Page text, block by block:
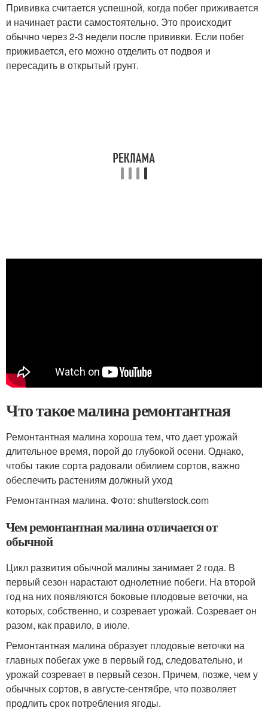
Прививка считается успешной, когда побег приживается
и начинает расти самостоятельно. Это происходит
обычно через 2-3 недели после прививки. Если побег
приживается, его можно отделить от подвоя и
пересадить в открытый грунт.
Что такое малина ремонтантная
Ремонтантная малина хороша тем, что дает урожай
длительное время, порой до глубокой осени. Однако,
чтобы такие сорта радовали обилием сортов, важно
обеспечить растениям должный уход
Ремонтантная малина. Фото: shutterstock.com
Чем ремонтантная малина отличается от
обычной
Цикл развития обычной малины занимает 2 года. В
первый сезон нарастают однолетние побеги. На второй
год на них появляются боковые плодовые веточки, на
которых, собственно, и созревает урожай. Созревает он
разом, как правило, в июле.
Ремонтантная малина образует плодовые веточки на
главных побегах уже в первый год, следовательно, и
урожай созревает в первый сезон. Причем, позже, чем у
обычных сортов, в августе-сентябре, что позволяет
продлить срок потребления ягоды.